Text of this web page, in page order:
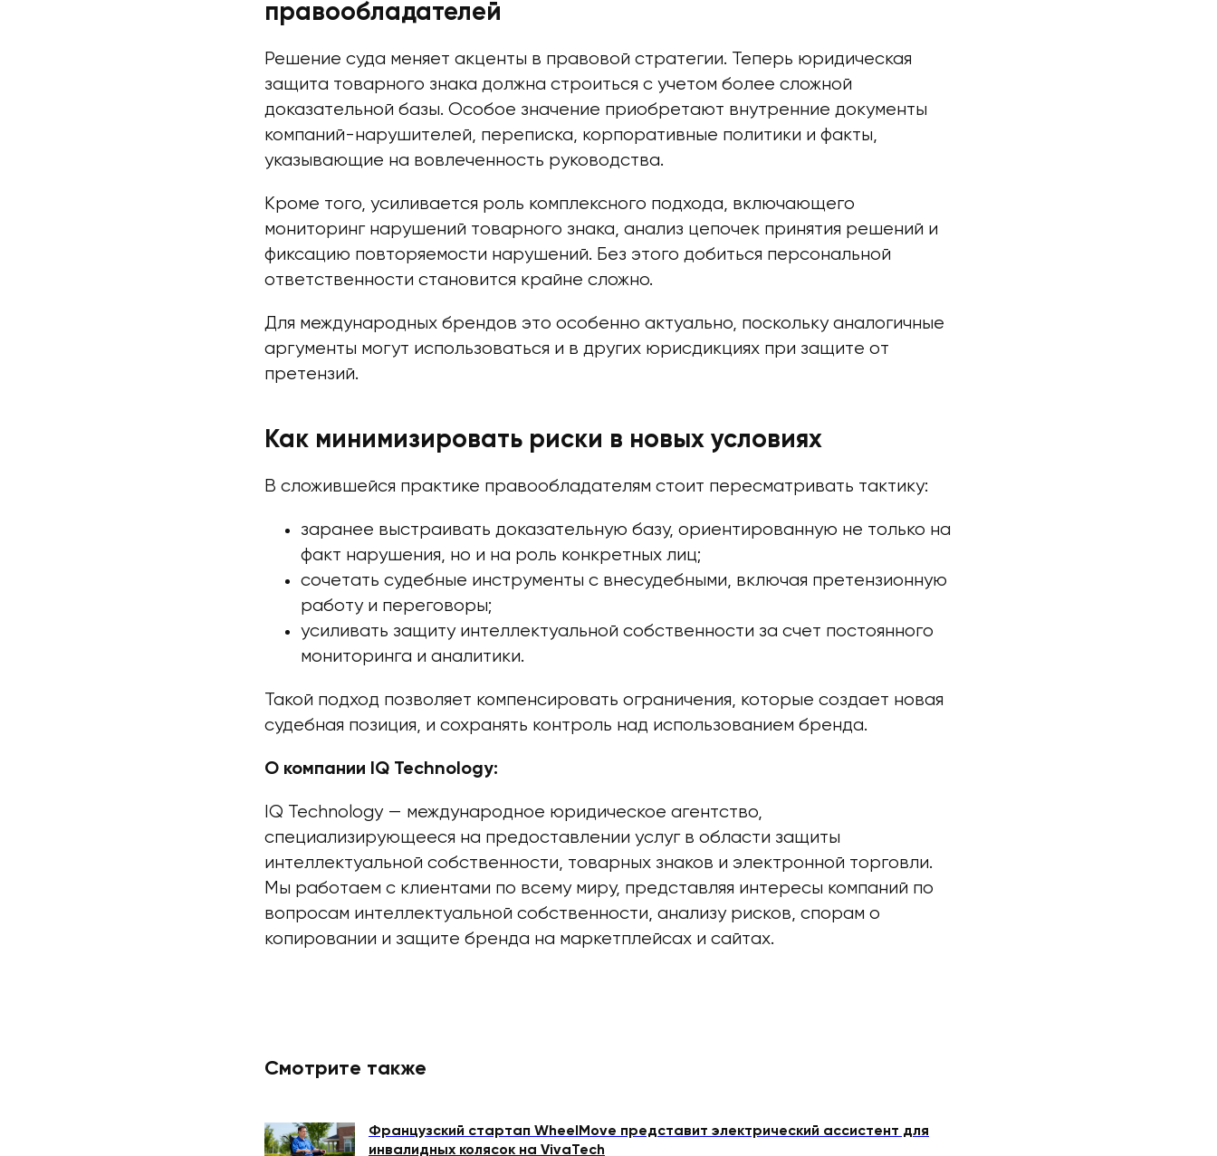
правообладателей
Решение суда меняет акценты в правовой стратегии. Теперь юридическая
защита товарного знака должна строиться с учетом более сложной
доказательной базы. Особое значение приобретают внутренние документы
компаний-нарушителей, переписка, корпоративные политики и факты,
указывающие на вовлеченность руководства.
Кроме того, усиливается роль комплексного подхода, включающего
мониторинг нарушений товарного знака, анализ цепочек принятия решений и
фиксацию повторяемости нарушений. Без этого добиться персональной
ответственности становится крайне сложно.
Для международных брендов это особенно актуально, поскольку аналогичные
аргументы могут использоваться и в других юрисдикциях при защите от
претензий.
Как минимизировать риски в новых условиях
В сложившейся практике правообладателям стоит пересматривать тактику:
заранее выстраивать доказательную базу, ориентированную не только на
факт нарушения, но и на роль конкретных лиц;
сочетать судебные инструменты с внесудебными, включая претензионную
работу и переговоры;
усиливать защиту интеллектуальной собственности за счет постоянного
мониторинга и аналитики.
Такой подход позволяет компенсировать ограничения, которые создает новая
судебная позиция, и сохранять контроль над использованием бренда.
О компании IQ Technology:
IQ Technology — международное юридическое агентство,
специализирующееся на предоставлении услуг в области защиты
интеллектуальной собственности, товарных знаков и электронной торговли.
Мы работаем с клиентами по всему миру, представляя интересы компаний по
вопросам интеллектуальной собственности, анализу рисков, спорам о
копировании и защите бренда на маркетплейсах и сайтах.
Смотрите также
Французский стартап WheelMove представит электрический ассистент для
инвалидных колясок на VivaTech